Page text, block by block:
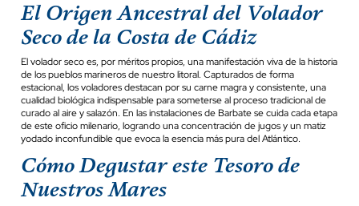
El Origen Ancestral del Volador
Seco de la Costa de Cádiz
El volador seco es, por méritos propios, una manifestación viva de la historia
de los pueblos marineros de nuestro litoral. Capturados de forma
estacional, los voladores destacan por su carne magra y consistente, una
cualidad biológica indispensable para someterse al proceso tradicional de
curado al aire y salazón. En las instalaciones de Barbate se cuida cada etapa
de este oficio milenario, logrando una concentración de jugos y un matiz
yodado inconfundible que evoca la esencia más pura del Atlántico.
Cómo Degustar este Tesoro de
Nuestros Mares